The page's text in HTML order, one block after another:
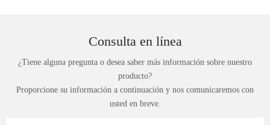
Consulta en línea
¿Tiene alguna pregunta o desea saber más información sobre nuestro
producto?
Proporcione su información a continuación y nos comunicaremos con
usted en breve.